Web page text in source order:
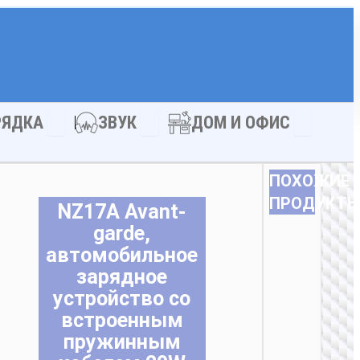
Open ЗАРЯДКА
ЗВУК Open ЗВУКДОМ И ОФИС
NZ17A Avant-
garde,
автомобильное
зарядное
устройство со
встроенным
пружинным
ПОХОЖИЕ
ПРОДУКТЫ